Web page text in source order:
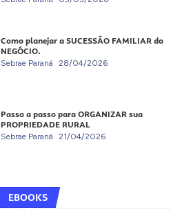
Como planejar a SUCESSÃO FAMILIAR do
NEGÓCIO.
Sebrae Paraná 28/04/2026
Passo a passo para ORGANIZAR sua
PROPRIEDADE RURAL
Sebrae Paraná 21/04/2026
EBOOKS